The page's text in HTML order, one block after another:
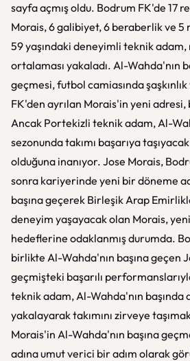
sayfa açmış oldu. Bodrum FK'de 17
Morais, 6 galibiyet, 6 beraberlik ve
59 yaşındaki deneyimli teknik adam,
ortalaması yakaladı. Al-Wahda'nın
geçmesi, futbol camiasında
FK'den ayrılan Morais'in yeni adresi,
Ancak Portekizli teknik adam, Al-
sezonunda takımı başarıya
olduğuna inanıyor. Jose Morais,
sonra kariyerinde yeni bir döneme
başına geçerek Birleşik Arap
deneyim yaşayacak olan Morais,
hedeflerine odaklanmış durumda.
birlikte Al-Wahda'nın başına geçen
geçmişteki başarılı
teknik adam, Al-Wahda'nın başında
yakalayarak takımını zirveye
Morais'in Al-Wahda'nın başına
adına umut verici bir adım olarak